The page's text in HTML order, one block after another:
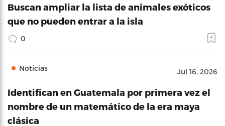
Buscan ampliar la lista de animales exóticos
que no pueden entrar a la isla
0
Noticias Jul 16, 2026
Identifican en Guatemala por primera vez el
nombre de un matemático de la era maya
clásica